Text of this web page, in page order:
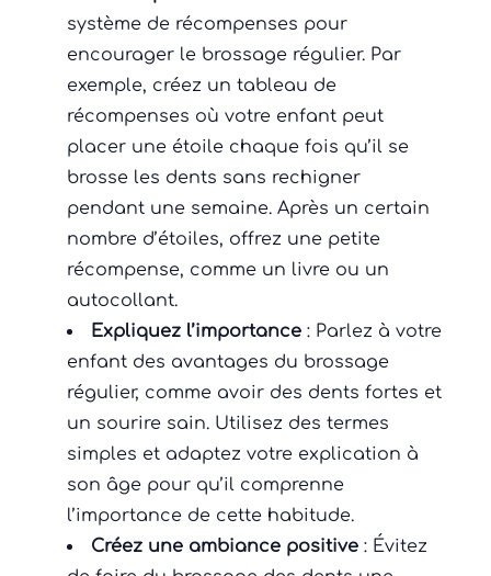
système de récompenses pour
encourager le brossage régulier. Par
exemple, créez un tableau de
récompenses où votre enfant peut
placer une étoile chaque fois qu’il se
brosse les dents sans rechigner
pendant une semaine. Après un certain
nombre d’étoiles, offrez une petite
récompense, comme un livre ou un
autocollant.
Expliquez l’importance: Parlez à votre
enfant des avantages du brossage
régulier, comme avoir des dents fortes et
un sourire sain. Utilisez des termes
simples et adaptez votre explication à
son âge pour qu’il comprenne
l’importance de cette habitude.
Créez une ambiance positive: Évitez